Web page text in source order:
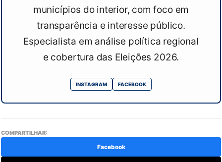
municípios do interior, com foco em
transparência e interesse público.
Especialista em análise política regional
e cobertura das Eleições 2026.
INSTAGRAM FACEBOOK
COMPARTILHAR:
Facebook